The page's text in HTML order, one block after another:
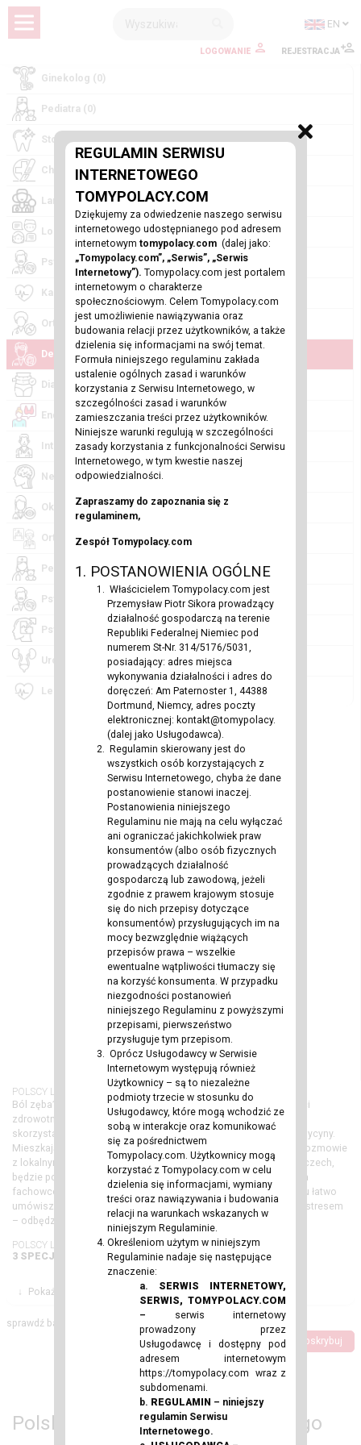
REGULAMIN SERWISU
INTERNETOWEGO
TOMYPOLACY.COM
Dziękujemy za odwiedzenie naszego serwisu
internetowego udostępnianego pod adresem
internetowym tomypolacy.com (dalej jako:
„Tomypolacy.com”, „Serwis”, „Serwis
Internetowy”). Tomypolacy.com jest portalem
internetowym o charakterze
społecznościowym. Celem Tomypolacy.com
jest umożliwienie nawiązywania oraz
budowania relacji przez użytkowników, a także
dzielenia się informacjami na swój temat.
Formuła niniejszego regulaminu zakłada
ustalenie ogólnych zasad i warunków
korzystania z Serwisu Internetowego, w
szczególności zasad i warunków
zamieszczania treści przez użytkowników.
Niniejsze warunki regulują w szczególności
zasady korzystania z funkcjonalności Serwisu
Internetowego, w tym kwestie naszej
odpowiedzialności.
Zapraszamy do zapoznania się z
regulaminem,
Zespół Tomypolacy.com
1. POSTANOWIENIA OGÓLNE
Właścicielem Tomypolacy.com jest
Przemysław Piotr Sikora prowadzący
działalność gospodarczą na terenie
Republiki Federalnej Niemiec pod
numerem St-Nr. 314/5176/5031,
posiadający: adres miejsca
wykonywania działalności i adres do
doręczeń: Am Paternoster 1, 44388
Dortmund, Niemcy, adres poczty
elektronicznej: kontakt@tomypolacy.
(dalej jako Usługodawca).
Regulamin skierowany jest do
wszystkich osób korzystających z
Serwisu Internetowego, chyba że dane
postanowienie stanowi inaczej.
Postanowienia niniejszego
Regulaminu nie mają na celu wyłączać
ani ograniczać jakichkolwiek praw
konsumentów (albo osób fizycznych
prowadzących działalność
gospodarczą lub zawodową, jeżeli
zgodnie z prawem krajowym stosuje
się do nich przepisy dotyczące
konsumentów) przysługujących im na
mocy bezwzględnie wiążących
przepisów prawa – wszelkie
ewentualne wątpliwości tłumaczy się
na korzyść konsumenta. W przypadku
niezgodności postanowień
niniejszego Regulaminu z powyższymi
przepisami, pierwszeństwo
przysługuje tym przepisom.
Oprócz Usługodawcy w Serwisie
Internetowym występują również
Użytkownicy – są to niezależne
podmioty trzecie w stosunku do
Usługodawcy, które mogą wchodzić ze
sobą w interakcje oraz komunikować
się za pośrednictwem
Tomypolacy.com. Użytkownicy mogą
korzystać z Tomypolacy.com w celu
dzielenia się informacjami, wymiany
treści oraz nawiązywania i budowania
relacji na warunkach wskazanych w
niniejszym Regulaminie.
Określeniom użytym w niniejszym
Regulaminie nadaje się następujące
znaczenie:
a. SERWIS INTERNETOWY,
SERWIS, TOMYPOLACY.COM
–
serwis internetowy
prowadzony przez
Usługodawcę i dostępny pod
adresem internetowym
https://tomypolacy.com wraz z
subdomenami.
b. REGULAMIN – niniejszy
regulamin Serwisu
Internetowego.
LOGOWANIE REJESTRACJA
EN
Ginekolog (0)
Pediatra (0)
Stomatolog (0)
Chirurg (0)
Laryngolog (0)
Logopeda (0)
Psychiatra (0)
Kardiolog (0)
Ortopeda (0)
Dermatolog (0)
Diabetolog (0)
Endokrynolog (0)
Internista (0)
Neurolog (0)
Okulista (0)
Ortopeda (0)
Pediatra (0)
Psychiatra (0)
Psycholog (0)
Urolog (0)
Lekarze (3)
POLSCY LEKARZE ZA GRANICĄ
Ból zęba? Rutynowa kontrola? A może poważniejsze dolegliwości
zdrowotne? Są różne okoliczności, kiedy warto, a nawet trzeba,
skorzystać z pomocy specjalistów z określonych obszarów medycyny.
Mieszkający jednak poza Polską rodacy mogą mieć trudność w rozmowie
z lokalnymi profesjonalistami… Chyba że wśród nich, np. w Niemczech,
będzie polski lekarz. W naszym serwisie gromadzimy ogłoszenia
fachowców mieszkających i działających za granicą. Dzięki temu łatwo
umówisz się na wybrany termin i – ze zdecydowanie mniejszym stresem
– odbędziesz wizytę. Przejrzyj już teraz katalog na stronie!
POLSCY LEKARZE W NIEMCZECH
3 SPECJALISTÓW
↓ Pokaż Filtry
sprawdź bazę naszych specjalistów
Dodaj ogłoszenie
Subskrybuj
Polski lekarz za granicą – dlaczego